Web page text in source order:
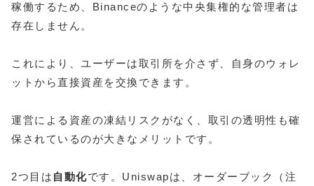
稼働するため、Binanceのような中央集権的な管理者は
存在しません。
これにより、ユーザーは取引所を介さず、自身のウォレ
ットから直接資産を交換できます。
運営による資産の凍結リスクがなく、取引の透明性も確
保されているのが大きなメリットです。
2つ目は 自動化です。Uniswapは、オーダーブック（注